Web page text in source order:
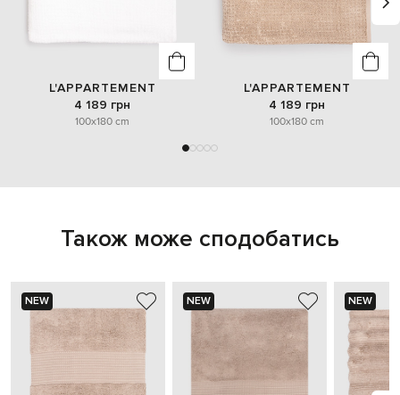
L'APPARTEMENT
4 189 грн
100x180 cm
L'APPARTEMENT
4 189 грн
100x180 cm
Також може сподобатись
NEW NEW NEW